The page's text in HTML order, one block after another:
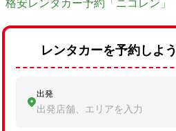
格安レンタカー予約「ニコレン」
レンタカーを予約しよう
出発
出発店舗、エリアを入力